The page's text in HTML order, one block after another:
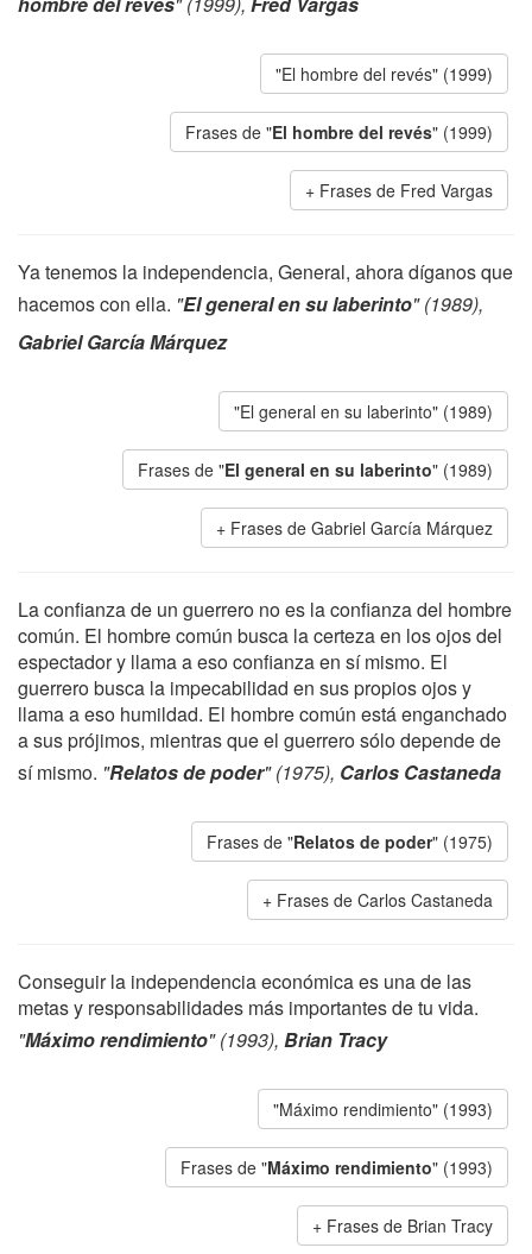
"El hombre del revés" (1999)
Frases de "El hombre del revés" (1999)
Frases de Fred Vargas
Ya tenemos la independencia, General, ahora díganos que
hacemos con ella. "El general en su laberinto" (1989),
Gabriel García Márquez
"El general en su laberinto" (1989)
Frases de "El general en su laberinto" (1989)
Frases de Gabriel García Márquez
La confianza de un guerrero no es la confianza del hombre
común. El hombre común busca la certeza en los ojos del
espectador y llama a eso confianza en sí mismo. El
guerrero busca la impecabilidad en sus propios ojos y
llama a eso humildad. El hombre común está enganchado
a sus prójimos, mientras que el guerrero sólo depende de
sí mismo. "Relatos de poder" (1975), Carlos Castaneda
Frases de "Relatos de poder" (1975)
Frases de Carlos Castaneda
Conseguir la independencia económica es una de las
metas y responsabilidades más importantes de tu vida.
"Máximo rendimiento" (1993), Brian Tracy
"Máximo rendimiento" (1993)
Frases de "Máximo rendimiento" (1993)
Frases de Brian Tracy